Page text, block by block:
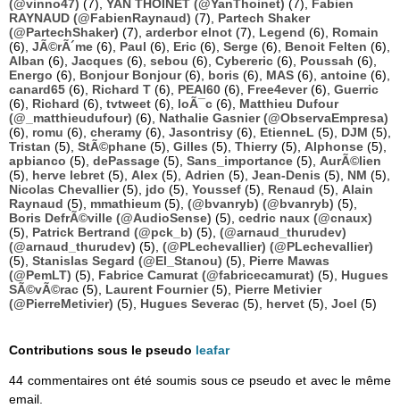
(@vinno47) (7), YAN THOINET (@YanThoinet) (7), Fabien
RAYNAUD (@FabienRaynaud) (7), Partech Shaker
(@PartechShaker) (7), arderbor elnot (7), Legend (6), Romain
(6), JÃ©rÃ´me (6), Paul (6), Eric (6), Serge (6), Benoit Felten (6),
Alban (6), Jacques (6), sebou (6), Cybereric (6), Poussah (6),
Energo (6), Bonjour Bonjour(6), boris (6), MAS (6), antoine (6),
canard65 (6), Richard T (6), PEAI60 (6), Free4ever(6), Guerric
(6), Richard (6), tvtweet (6), loÃ¯c (6), Matthieu Dufour
(@_matthieudufour) (6), Nathalie Gasnier (@ObservaEmpresa)
(6), romu (6), cheramy (6), Jasontrisy (6), EtienneL (5), DJM (5),
Tristan (5), StÃ©phane (5), Gilles (5), Thierry (5), Alphonse (5),
apbianco (5), dePassage (5), Sans_importance (5), AurÃ©lien
(5), herve lebret (5), Alex (5), Adrien (5), Jean-Denis (5), NM (5),
Nicolas Chevallier(5), jdo (5), Youssef (5), Renaud (5), Alain
Raynaud (5), mmathieum (5), (@bvanryb) (@bvanryb) (5),
Boris DefrÃ©ville (@AudioSense) (5), cedric naux (@cnaux)
(5), Patrick Bertrand (@pck_b) (5), (@arnaud_thurudev)
(@arnaud_thurudev) (5), (@PLechevallier) (@PLechevallier)
(5), Stanislas Segard (@El_Stanou) (5), Pierre Mawas
(@PemLT) (5), Fabrice Camurat (@fabricecamurat) (5), Hugues
SÃ©vÃ©rac (5), Laurent Fournier(5), Pierre Metivier
(@PierreMetivier) (5), Hugues Severac (5), hervet (5), Joel (5)
Contributions sous le pseudo leafar
44 commentaires ont été soumis sous ce pseudo et avec le même
email.